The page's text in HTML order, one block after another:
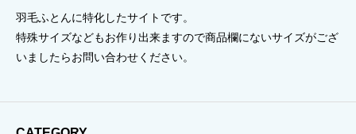
羽毛ふとんに特化したサイトです。
特殊サイズなどもお作り出来ますので商品欄にないサイズがござ
いましたらお問い合わせください。